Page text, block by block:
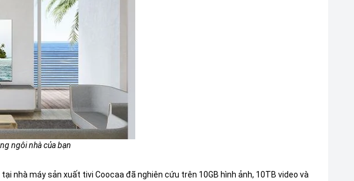
ngôi nhà của bạn
nhà máy sản xuất tivi Coocaa đã nghiên cứu trên 10GB hình ảnh, 10TB video và